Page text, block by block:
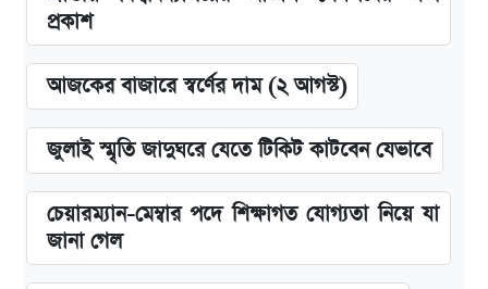
প্রকাশ
আজকের বাজারে স্বর্ণের দাম (২ আগস্ট)
জুলাই স্মৃতি জাদুঘরে যেতে টিকিট কাটবেন যেভাবে
চেয়ারম্যান-মেম্বার পদে শিক্ষাগত যোগ্যতা নিয়ে যা
জানা গেল